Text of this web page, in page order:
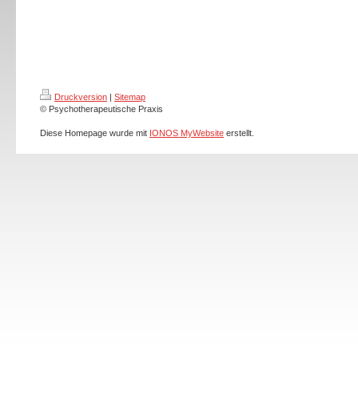
Druckversion | Sitemap
© Psychotherapeutische Praxis
Diese Homepage wurde mit IONOS MyWebsite erstellt.